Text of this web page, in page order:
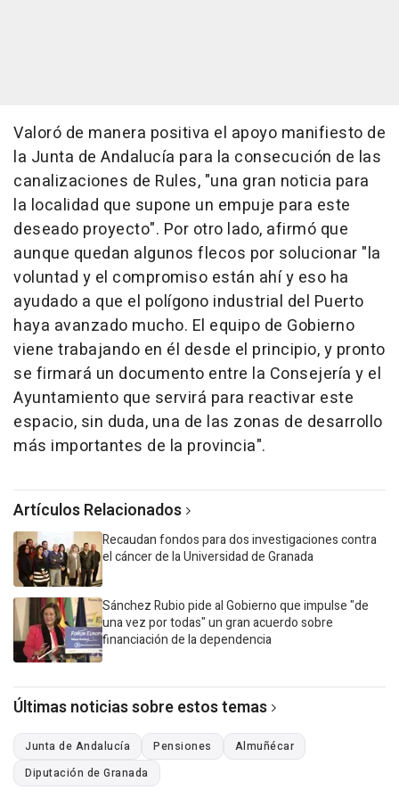
Valoró de manera positiva el apoyo manifiesto de
la Junta de Andalucía para la consecución de las
canalizaciones de Rules, "una gran noticia para
la localidad que supone un empuje para este
deseado proyecto". Por otro lado, afirmó que
aunque quedan algunos flecos por solucionar "la
voluntad y el compromiso están ahí y eso ha
ayudado a que el polígono industrial del Puerto
haya avanzado mucho. El equipo de Gobierno
viene trabajando en él desde el principio, y pronto
se firmará un documento entre la Consejería y el
Ayuntamiento que servirá para reactivar este
espacio, sin duda, una de las zonas de desarrollo
más importantes de la provincia".
Artículos Relacionados
Recaudan fondos para dos investigaciones contra
el cáncer de la Universidad de Granada
Sánchez Rubio pide al Gobierno que impulse "de
una vez por todas" un gran acuerdo sobre
financiación de la dependencia
Últimas noticias sobre estos temas
Junta de Andalucía Pensiones
Almuñécar
Diputación de Granada